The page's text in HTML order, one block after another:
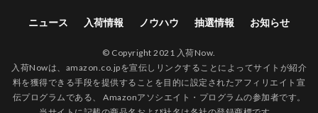
ニュース 入荷情報 ノウハウ 抽選情報 お知らせ
© Copyright 2021 入荷Now.
入荷Nowは、amazon.co.jpを宣伝しリンクすることによってサイトが紹介
料を獲得できる手段を提供することを目的に設定されたアフィリエイト宣
伝プログラムである、 Amazonアソシエイト・プログラムの参加者です。